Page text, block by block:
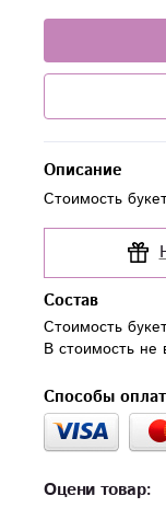
Описание
Стоимость
Состав
Стоимость
В стоимость не
Способы
Оцени товар: